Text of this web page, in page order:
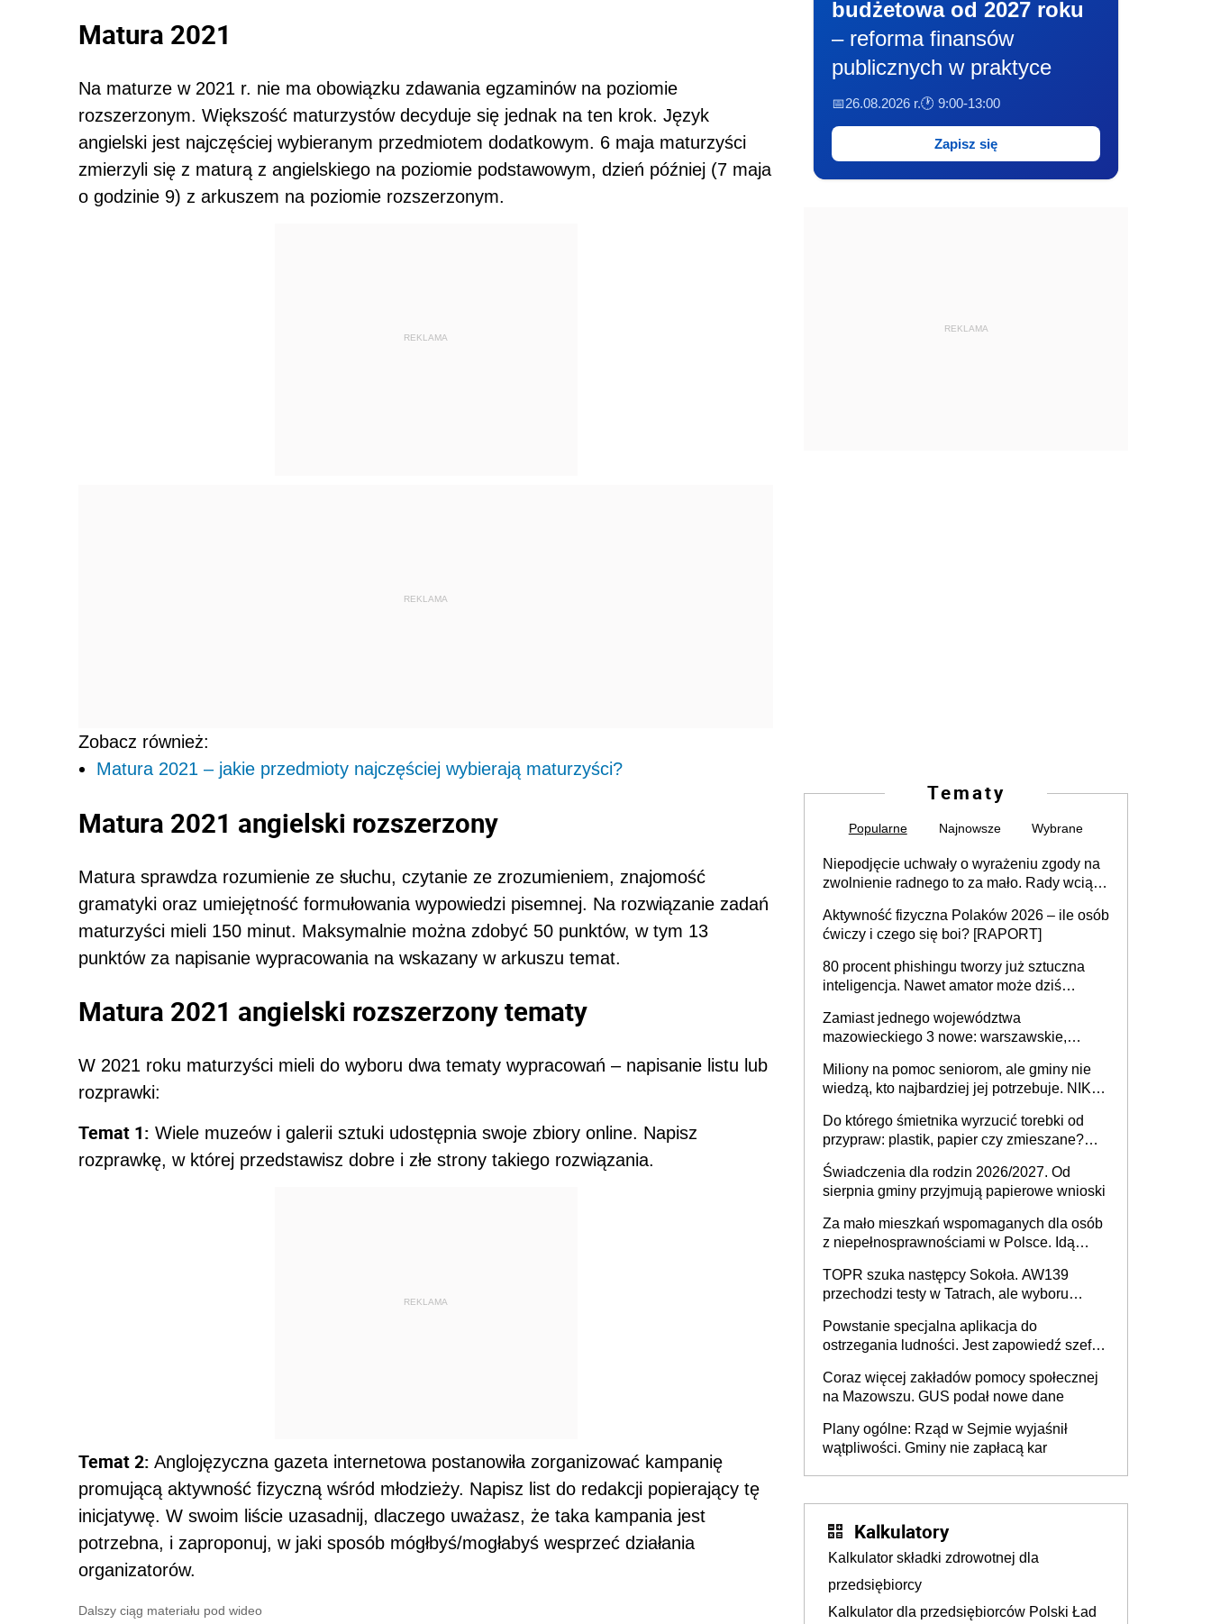
Matura 2021
Na maturze w 2021 r. nie ma obowiązku zdawania egzaminów na poziomie
rozszerzonym. Większość maturzystów decyduje się jednak na ten krok. Język
angielski jest najczęściej wybieranym przedmiotem dodatkowym. 6 maja maturzyści
zmierzyli się z maturą z angielskiego na poziomie podstawowym, dzień później (7 maja
o godzinie 9) z arkuszem na poziomie rozszerzonym.
REKLAMA
REKLAMA
Zobacz również:
Matura 2021 – jakie przedmioty najczęściej wybierają maturzyści?
Matura 2021 angielski rozszerzony
Matura sprawdza rozumienie ze słuchu, czytanie ze zrozumieniem, znajomość
gramatyki oraz umiejętność formułowania wypowiedzi pisemnej. Na rozwiązanie zadań
maturzyści mieli 150 minut. Maksymalnie można zdobyć 50 punktów, w tym 13
punktów za napisanie wypracowania na wskazany w arkuszu temat.
Matura 2021 angielski rozszerzony tematy
W 2021 roku maturzyści mieli do wyboru dwa tematy wypracowań – napisanie listu lub
rozprawki:
Temat 1: Wiele muzeów i galerii sztuki udostępnia swoje zbiory online. Napisz
rozprawkę, w której przedstawisz dobre i złe strony takiego rozwiązania.
REKLAMA
Temat 2: Anglojęzyczna gazeta internetowa postanowiła zorganizować kampanię
promującą aktywność fizyczną wśród młodzieży. Napisz list do redakcji popierający tę
inicjatywę. W swoim liście uzasadnij, dlaczego uważasz, że taka kampania jest
potrzebna, i zaproponuj, w jaki sposób mógłbyś/mogłabyś wesprzeć działania
organizatorów.
Dalszy ciąg materiału pod wideo
budżetowa od 2027 roku
– reforma finansów
publicznych w praktyce
📅26.08.2026 r.🕐 9:00-13:00
Zapisz się
REKLAMA
Tematy
Popularne Najnowsze Wybrane
Niepodjęcie uchwały o wyrażeniu zgody na
zwolnienie radnego to za mało. Rady wciąż
rozstrzygać sprawy
Aktywność fizyczna Polaków 2026 – ile osób
ćwiczy i czego się boi? [RAPORT]
80 procent phishingu tworzy już sztuczna
inteligencja. Nawet amator może dziś
Zamiast jednego województwa
mazowieckiego 3 nowe: warszawskie,
Europie nie ma tak dużych jednostek
stołecznych
Miliony na pomoc seniorom, ale gminy nie
wiedzą, kto najbardziej jej potrzebuje. NIK
Do którego śmietnika wyrzucić torebki od
przypraw: plastik, papier czy zmieszane?
Świadczenia dla rodzin 2026/2027. Od
sierpnia gminy przyjmują papierowe wnioski
Za mało mieszkań wspomaganych dla osób
z niepełnosprawnościami w Polsce. Idą
TOPR szuka następcy Sokoła. AW139
przechodzi testy w Tatrach, ale wyboru
Powstanie specjalna aplikacja do
ostrzegania ludności. Jest zapowiedź szefa
Coraz więcej zakładów pomocy społecznej
na Mazowszu. GUS podał nowe dane
Plany ogólne: Rząd w Sejmie wyjaśnił
wątpliwości. Gminy nie zapłacą kar
Kalkulatory
Kalkulator składki zdrowotnej dla
przedsiębiorcy
Kalkulator dla przedsiębiorców Polski Ład